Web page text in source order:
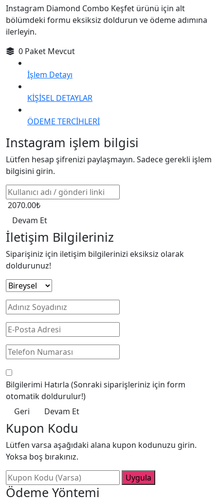
Instagram Diamond Combo Keşfet ürünü için alt
bölümdeki formu eksiksiz doldurun ve ödeme adımına
ilerleyin.
0 Paket Mevcut
İşlem Detayı
KİŞİSEL DETAYLAR
ÖDEME TERCİHLERİ
Instagram işlem bilgisi
Lütfen hesap şifrenizi paylaşmayın. Sadece gerekli işlem
bilgisini girin.
2070.00₺
Devam Et
İletişim Bilgileriniz
Siparişiniz için iletişim bilgilerinizi eksiksiz olarak
doldurunuz!
Bilgilerimi Hatırla (Sonraki siparişleriniz için form
otomatik doldurulur!)
Geri
Devam Et
Kupon Kodu
Lütfen varsa aşağıdaki alana kupon kodunuzu girin.
Yoksa boş bırakınız.
Uygula
Ödeme Yöntemi